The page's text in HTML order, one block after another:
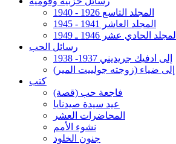
المجلد التاسع 1926 - 1940
المجلد العاشر 1941 - 1945
المجلد الحادي عشر 1946 ـ 1949
رسائل الحب
إلى ادفيك جريديني 1937- 1938
إلى ضياء (زوجته جولييت المير)
كتب
فاجعة حب (قصة)
عيد سيدة صيدنايا
المحاضرات العشر
نشوء الأمم
جنون الخلود